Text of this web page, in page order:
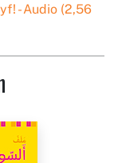
- Audio (2,56